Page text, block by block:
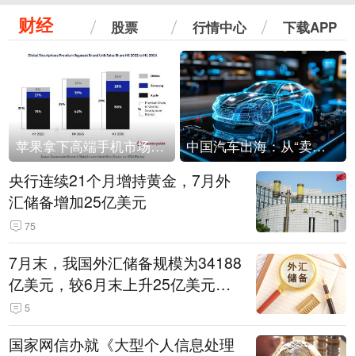
财经 股票 行情中心 下载APP
苹果拿下高端手机市场65%的份额：iPhone 17系列功不可没 中国汽车出海：从“卖出去”到“走进去”
央行连续21个月增持黄金，7月外
汇储备增加25亿美元
75
7月末，我国外汇储备规模为34188
亿美元，较6月末上升25亿美元，
升幅为0.07%
5
国家网信办就《大型个人信息处理